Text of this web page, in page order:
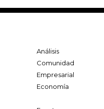
Análisis
Comunidad
Empresarial
Economía